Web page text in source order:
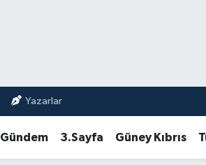
Yazarlar
Gündem 3.Sayfa Güney Kıbrıs